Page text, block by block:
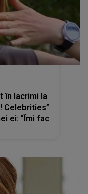
în lacrimi la
Celebrities”
ei: ”Îmi fac